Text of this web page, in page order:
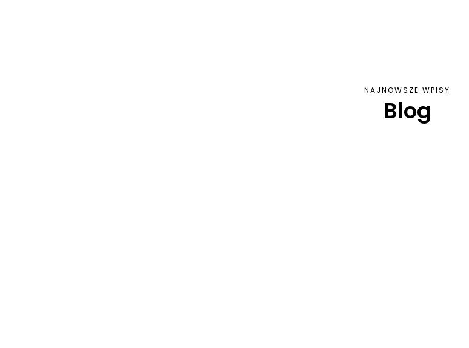
NAJNOWSZE WPISY
Blog